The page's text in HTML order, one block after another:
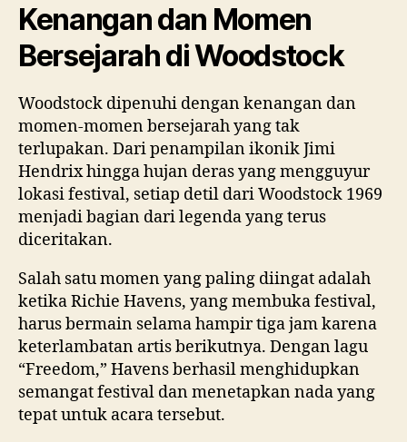
Kenangan dan Momen
Bersejarah di Woodstock
Woodstock dipenuhi dengan kenangan dan
momen-momen bersejarah yang tak
terlupakan. Dari penampilan ikonik Jimi
Hendrix hingga hujan deras yang mengguyur
lokasi festival, setiap detil dari Woodstock 1969
menjadi bagian dari legenda yang terus
diceritakan.
Salah satu momen yang paling diingat adalah
ketika Richie Havens, yang membuka festival,
harus bermain selama hampir tiga jam karena
keterlambatan artis berikutnya. Dengan lagu
“Freedom,” Havens berhasil menghidupkan
semangat festival dan menetapkan nada yang
tepat untuk acara tersebut.